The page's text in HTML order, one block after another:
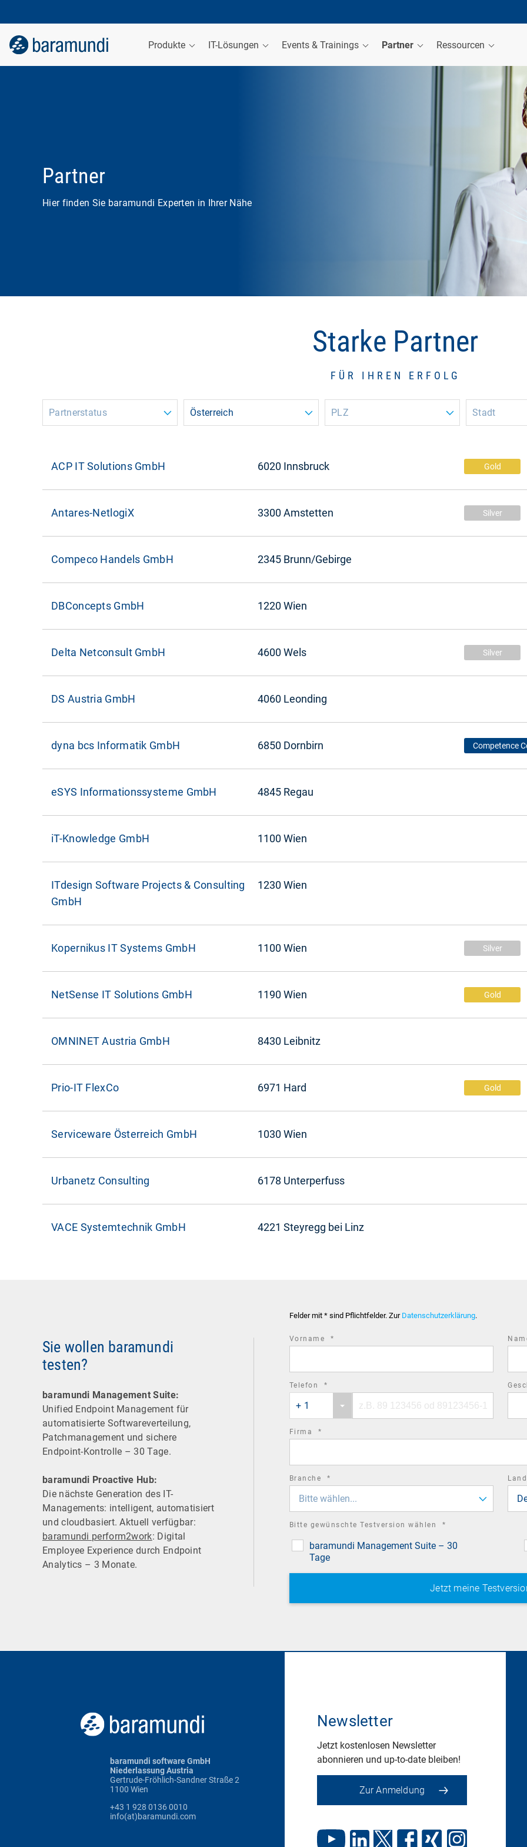
Produkte IT-Lösungen Events & Trainings Partner Ressourcen
Partner
Hier finden Sie baramundi Experten in Ihrer Nähe
Starke Partner
FÜR IHREN ERFOLG
Partnerstatus Österreich PLZ Stadt
ACP IT Solutions GmbH 6020 Innsbruck Gold
Antares-NetlogiX 3300 Amstetten Silver
Compeco Handels GmbH 2345 Brunn/Gebirge
DBConcepts GmbH 1220 Wien
Delta Netconsult GmbH 4600 Wels Silver
DS Austria GmbH 4060 Leonding
dyna bcs Informatik GmbH 6850 Dornbirn Competence
eSYS Informationssysteme GmbH 4845 Regau
iT-Knowledge GmbH 1100 Wien
ITdesign Software Projects & Consulting
GmbH
1230 Wien
Kopernikus IT Systems GmbH 1100 Wien Silver
NetSense IT Solutions GmbH 1190 Wien Gold
OMNINET Austria GmbH 8430 Leibnitz
Prio-IT FlexCo 6971 Hard Gold
Serviceware Österreich GmbH 1030 Wien
Urbanetz Consulting 6178 Unterperfuss
VACE Systemtechnik GmbH 4221 Steyregg bei Linz
Sie wollen baramundi
testen?
baramundi Management Suite:
Unified Endpoint Management für
automatisierte Software­verteilung,
Patchmanagement und sichere
Endpoint-Kontrolle – 30 Tage.
baramundi Proactive Hub:
Die nächste Generation des IT-
Managements: intelligent, automatisiert
und cloudbasiert. Aktuell verfügbar:
baramundi perform2work: Digital
Employee Experience durch Endpoint
Analytics – 3 Monate.
Felder mit * sind Pflichtfelder. Zur Datenschutzerklärung.
Vorname *
Telefon *
country
code
+ 1
number
Firma *
Branche *
Bitte wählen...
Land
Bitte gewünschte Testversion wählen *
baramundi Management Suite – 30
Tage
baramundi software GmbH
Niederlassung Austria
Gertrude-Fröhlich-Sandner Straße 2
1100 Wien
+43 1 928 0136 0010
info(at)baramundi.com
Newsletter
Jetzt kostenlosen Newsletter
abonnieren und up-to-date bleiben!
Zur Anmeldung